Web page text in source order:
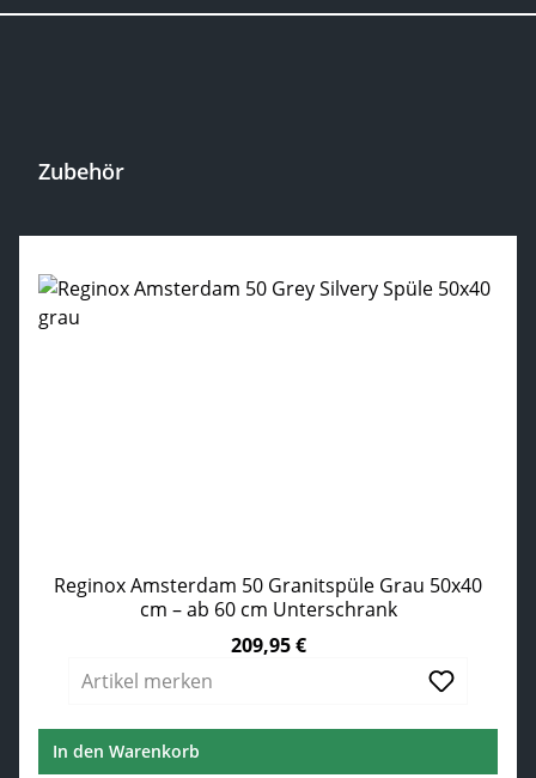
Zubehör
Reginox Amsterdam 50 Granitspüle Grau 50x40
cm – ab 60 cm Unterschrank
209,95 €
Artikel merken
In den Warenkorb